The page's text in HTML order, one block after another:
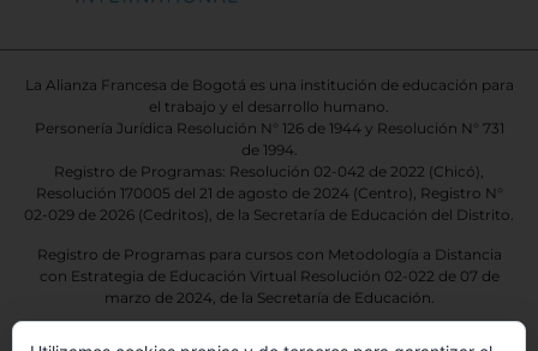
La Alianza Francesa de Bogotá es una institución de educación para
el trabajo y el desarrollo humano.
Personería Jurídica Resolución N° 126 de 1944 y Resolución N° 731
de 1994.
Registro de Programas: Resolución 02-042 de 2022 (Chicó),
Resolución 170005 del 21 de agosto de 2024 (Centro), Registro N°
02-029 de 2026 (Cedritos), de la Secretaría de Educación del Distrito.
Registro de Programas para cursos con Metodología a Distancia
con Estrategia de Educación Virtual Resolución 02-022 de 07 de
marzo de 2024, de la Secretaría de Educación.